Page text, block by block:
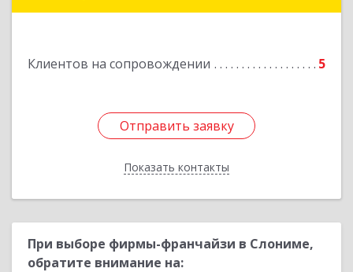
Клиентов на сопровождении 5
Отправить заявку
Показать контакты
Отправить заявку
Назад
При выборе фирмы-франчайзи в Слониме,
обратите внимание на: